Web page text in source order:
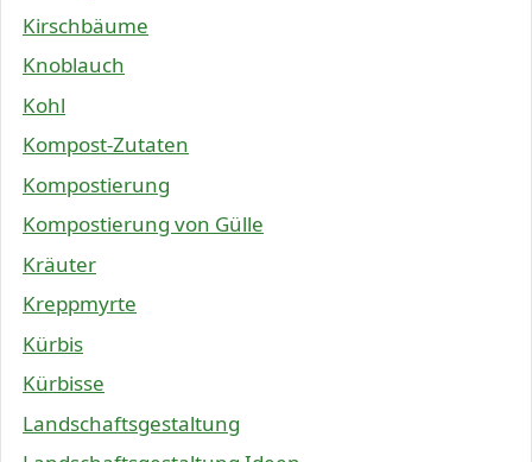
Kirschbäume
Knoblauch
Kohl
Kompost-Zutaten
Kompostierung
Kompostierung von Gülle
Kräuter
Kreppmyrte
Kürbis
Kürbisse
Landschaftsgestaltung